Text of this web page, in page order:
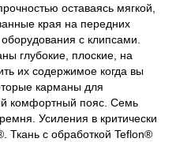
оставаясь мягкой,
края на передних
с клипсами.
глубокие, плоские, на
их содержимое когда вы
карманы для
комфортный пояс. Семь
Усиления в критически
Ткань с обработкой Teflon®